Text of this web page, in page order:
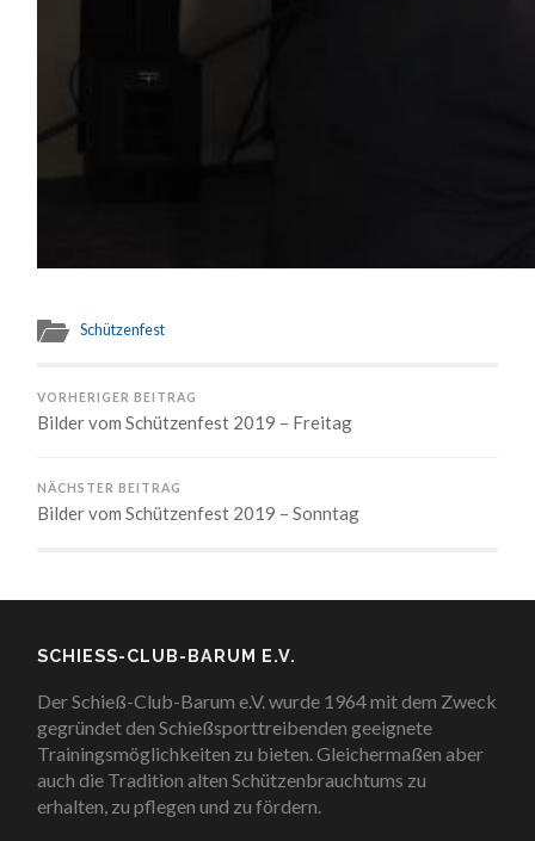
Schützenfest
VORHERIGER BEITRAG
Bilder vom Schützenfest 2019 – Freitag
NÄCHSTER BEITRAG
Bilder vom Schützenfest 2019 – Sonntag
SCHIESS-CLUB-BARUM E.V.
Der Schieß-Club-Barum e.V. wurde 1964 mit dem Zweck
gegründet den Schießsporttreibenden geeignete
Trainingsmöglichkeiten zu bieten. Gleichermaßen aber
auch die Tradition alten Schützenbrauchtums zu
erhalten, zu pflegen und zu fördern.